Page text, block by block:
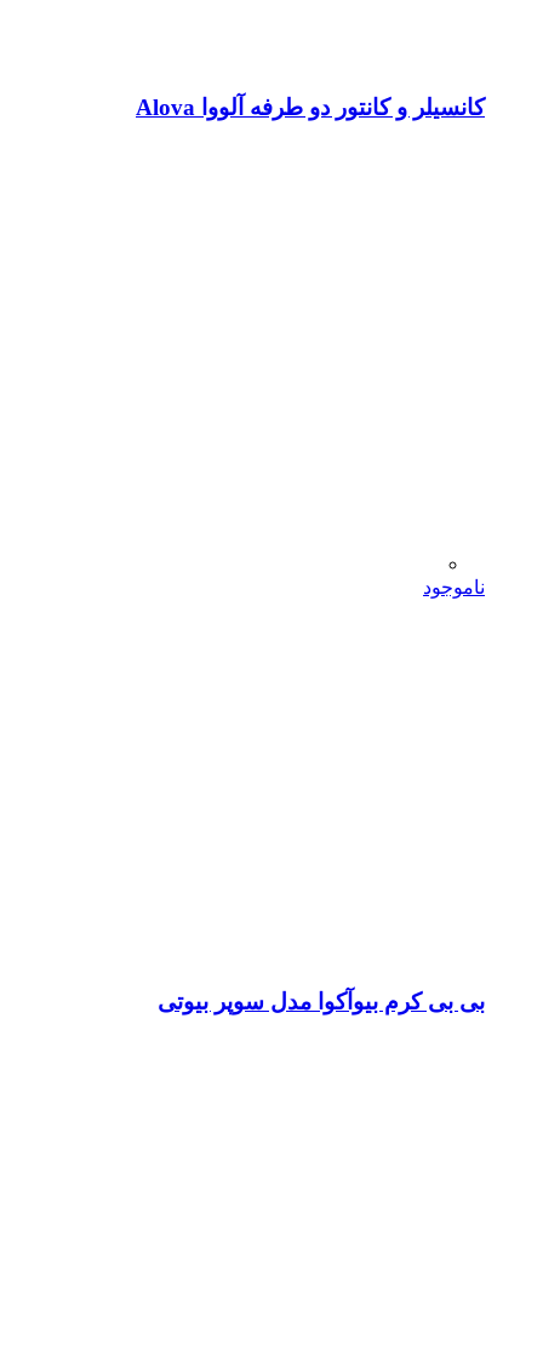
کانسیلر و کانتور دو طرفه آلووا Alova
ناموجود
بی بی کرم بیوآکوا مدل سوپر بیوتی